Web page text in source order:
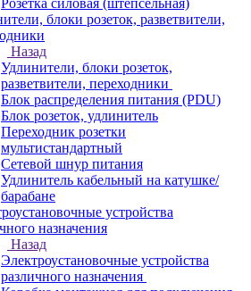
Розетка силовая (штепсельная)
блоки розеток, разветвители,
Назад
Удлинители, блоки розеток,
разветвители, переходники
Блок распределения питания (PDU)
Блок розеток, удлинитель
Переходник розетки
мультистандартный
Сетевой шнур питания
Удлинитель кабельный на катушке/
барабане
устройства
назначения
Назад
Электроустановочные устройства
различного назначения